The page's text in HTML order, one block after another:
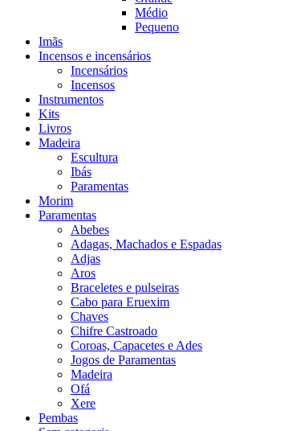
Médio
Pequeno
Imãs
Incensos e incensários
Incensários
Incensos
Instrumentos
Kits
Livros
Madeira
Escultura
Ibás
Paramentas
Morim
Paramentas
Abebes
Adagas, Machados e Espadas
Adjas
Aros
Braceletes e pulseiras
Cabo para Eruexim
Chaves
Chifre Castroado
Coroas, Capacetes e Ades
Jogos de Paramentas
Madeira
Ofá
Xere
Pembas